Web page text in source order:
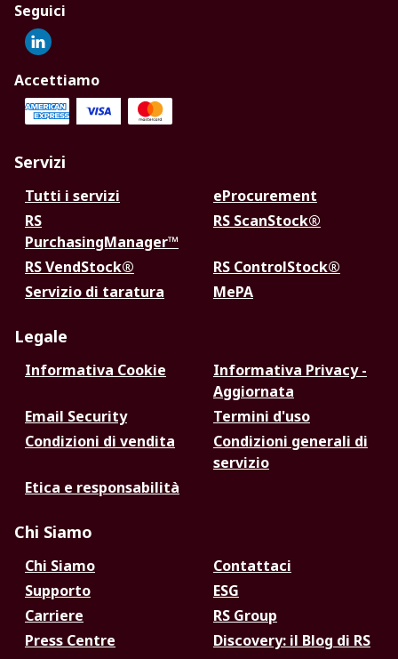
Seguici
Accettiamo
Servizi
Tutti i servizi
eProcurement
RS
PurchasingManager™
RS ScanStock®
RS VendStock®
RS ControlStock®
Servizio di taratura
MePA
Legale
Informativa Cookie
Informativa Privacy -
Aggiornata
Email Security
Termini d'uso
Condizioni di vendita
Condizioni generali di
servizio
Etica e responsabilità
Chi Siamo
Chi Siamo
Contattaci
Supporto
ESG
Carriere
RS Group
Press Centre
Discovery: il Blog di RS